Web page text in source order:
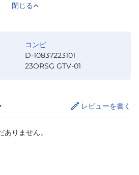
閉じる
コンビ
D-10837223101
23ORSG GTV-01
レビューを書く
りません。